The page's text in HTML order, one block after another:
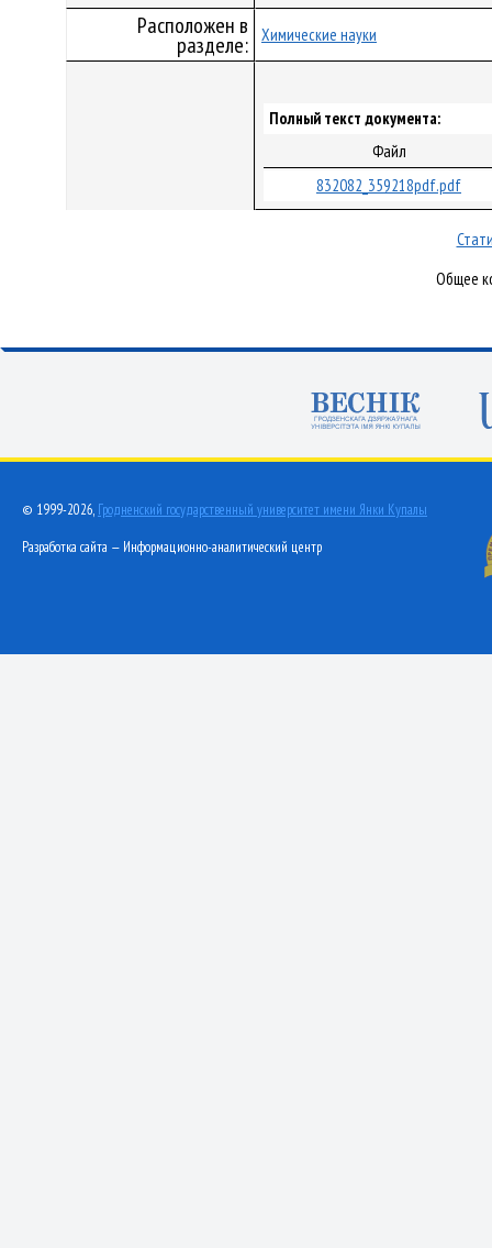
Расположен в
разделе: Химические науки
Полный текст документа:
Файл
832082_359218pdf.pdf
Общее
© 1999-2026, Гродненский государственный университет имени Янки Купалы
Разработка сайта — Информационно-аналитический центр